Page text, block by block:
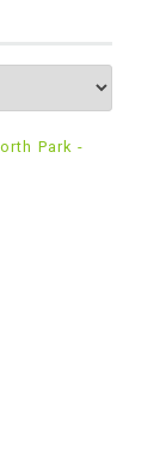
Park -